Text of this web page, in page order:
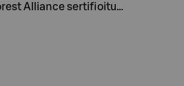
Alliance sertifioitu…